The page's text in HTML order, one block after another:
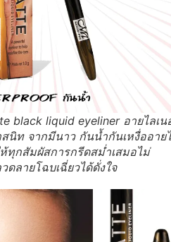
black liquid eyeliner อายไลเน
นิท จากมีนาว กันน้ำกันเหงื่ออาย
ห้ทุกสัมผัสการกรีดสม่ำเสมอไม่
ดลายโฉบเฉี่ยวได้ดั่งใจ